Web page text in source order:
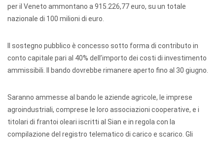
per il Veneto ammontano a 915.226,77 euro, su un totale
nazionale di 100 milioni di euro.
Il sostegno pubblico è concesso sotto forma di contributo in
conto capitale pari al 40% dell’importo dei costi di investimento
ammissibili. Il bando dovrebbe rimanere aperto fino al 30 giugno.
Saranno ammesse al bando le aziende agricole, le imprese
agroindustriali, comprese le loro associazioni cooperative, e i
titolari di frantoi oleari iscritti al Sian e in regola con la
compilazione del registro telematico di carico e scarico. Gli